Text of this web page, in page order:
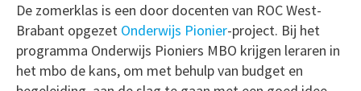
De zomerklas is een door docenten van ROC West-
Brabant opgezet Onderwijs Pionier-project. Bij het
programma Onderwijs Pioniers MBO krijgen leraren in
het mbo de kans, om met behulp van budget en